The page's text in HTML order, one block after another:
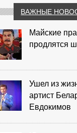
ВАЖНЫЕ
Майские
продлятся
Ушел из
артист
Евдокимов